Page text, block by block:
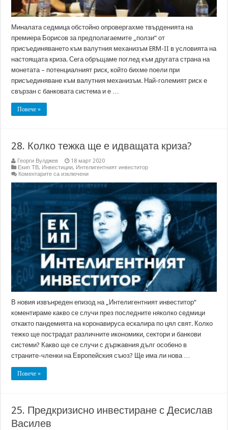
Миналата седмица обстойно опровергахме твърденията на
премиера Борисов за предполагаемите „ползи“ от
присъединяването към валутния механизъм ERM-II в условията на
настоящата криза. Сега обръщаме поглед към другата страна на
монетата – потенциалният риск, който бихме поели при
присъединяване към валутния механизъм. Най-големият риск е
свързан с банковата система и е …
Повече »
28. Колко тежка ще е идващата криза?
Георги Вулджев
18 март 2020
Екип ТВ, Инвестиции, Интелигентният инвеститор
Коментарите са изключениза
Колко
тежка
ще
е
идващата
криза?
В новия извънреден епизод на „Интелигентният инвеститор“
коментираме какво се случи през последните няколко седмици
откакто пандемията на коронавируса ескалира по цял свят. Колко
тежко ще пострадат различните икономики, сектори и банкови
системи? Какво ще се случи с държавния дълг особено в
страните-членки на Европейския съюз? Ще има ли нова …
Повече »
25. Предкризисно инвестиране с Десислав
Василев